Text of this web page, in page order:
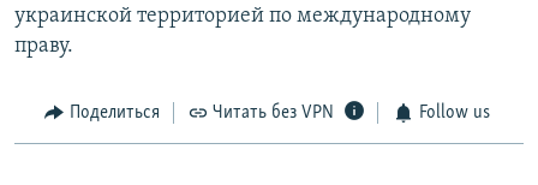
украинской территорией по международному
праву.
Поделиться Читать без VPN Follow us